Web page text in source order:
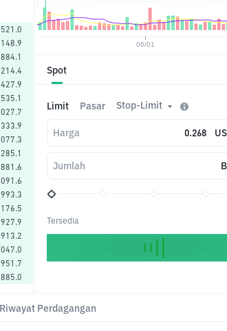
881.6
993.3
927.9
913.2
951.7
Spot
Limit Pasar Stop-Limit
Harga
Jumlah
Tersedia
Riwayat Perdagangan